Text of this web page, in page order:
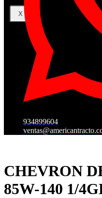
X
934899604
CHEVRON
85W-140 1/